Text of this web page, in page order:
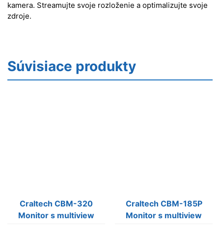
kamera. Streamujte svoje rozloženie a optimalizujte svoje
zdroje.
Súvisiace produkty
Craltech CBM-320
Monitor s multiview
Craltech CBM-185P
Monitor s multiview